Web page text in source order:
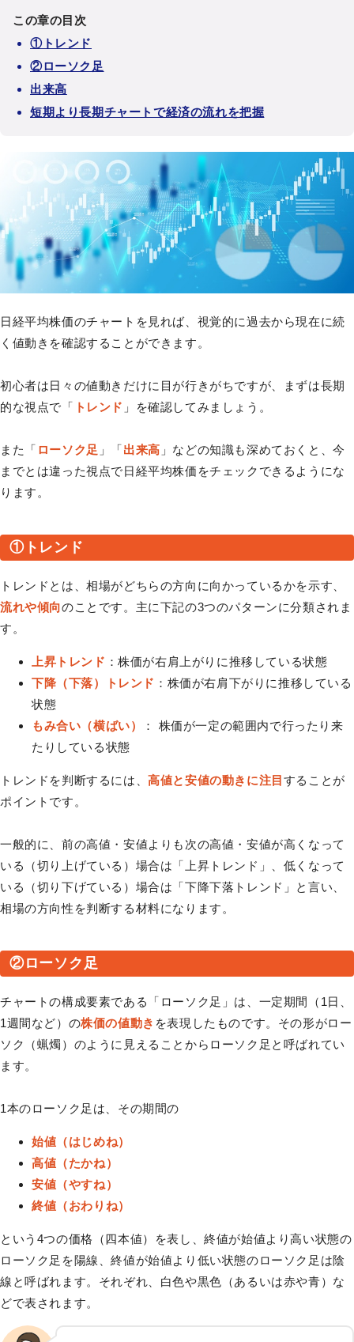
この章の目次
①トレンド
②ローソク足
出来高
短期より長期チャートで経済の流れを把握
日経平均株価のチャートを見れば、視覚的に過去から現在に続
く値動きを確認することができます。
初心者は日々の値動きだけに目が行きがちですが、まずは長期
的な視点で「 トレンド 」を確認してみましょう。
また「 ローソク足 」「出来高 」などの知識も深めておくと、今
までとは違った視点で日経平均株価をチェックできるようにな
ります。
①トレンド
トレンドとは、相場がどちらの方向に向かっているかを示す、
流れや傾向のことです。主に下記の3つのパターンに分類されま
す。
上昇トレンド ：株価が右肩上がりに推移している状態
下降（下落）トレンド ：株価が右肩下がりに推移している
状態
もみ合い（横ばい）
： 株価が一定の範囲内で行ったり来
たりしている状態
トレンドを判断するには、高値と安値の動きに注目 することが
ポイントです。
一般的に、前の高値・安値よりも次の高値・安値が高くなって
いる（切り上げている）場合は「上昇トレンド」、低くなって
いる（切り下げている）場合は「下降下落トレンド」と言い、
相場の方向性を判断する材料になります。
②ローソク足
チャートの構成要素である「ローソク足」は、一定期間（1日、
1週間など）の株価の値動き を表現したものです。その形がロー
ソク（蝋燭）のように見えることからローソク足と呼ばれてい
ます。
1本のローソク足は、その期間の
始値（はじめね）
高値（たかね）
安値（やすね）
終値（おわりね）
という4つの価格（四本値）を表し、終値が始値より高い状態の
ローソク足を陽線、終値が始値より低い状態のローソク足は陰
線と呼ばれます。それぞれ、白色や黒色（あるいは赤や青）な
どで表されます。